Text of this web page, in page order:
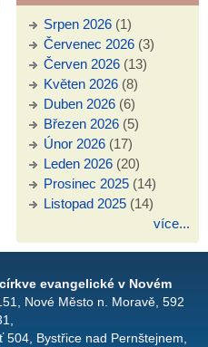
Srpen 2026(1)
Červenec 2026(3)
Červen 2026(13)
Květen 2026(8)
Duben 2026(6)
Březen 2026(5)
Únor 2026(17)
Leden 2026(20)
Prosinec 2025(14)
Listopad 2025(14)
více...
evangelické v Novém
Nové Město n. Moravě, 592
504, Bystřice nad Pernštejnem,